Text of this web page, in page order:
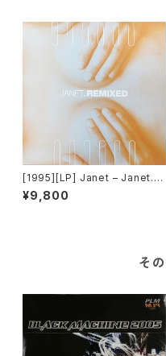
[1995][LP] Janet – Janet.R
emixed [Virgin][2枚組]
¥9,800
そ